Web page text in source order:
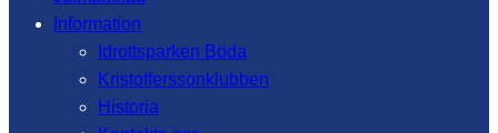
Information
Idrottsparken Böda
Kristofferssonklubben
Historia